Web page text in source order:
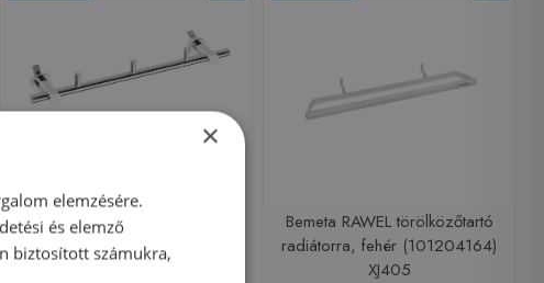
Bemeta RAWEL állítható
törölközőtartó radiátorra
fogassal, króm (134504222)
Bemeta RAWEL törölközőtartó
radiátorra, fehér (101204164)
XJ405
×
elemzésére.
és elemző
biztosított számukra,